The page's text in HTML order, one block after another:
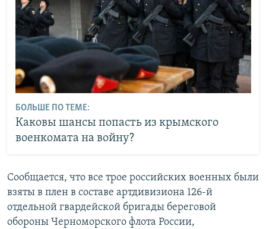
БОЛЬШЕ ПО ТЕМЕ:
Каковы шансы попасть из крымского
военкомата на войну?
Сообщается, что все трое российских военных были
взяты в плен в составе артдивизиона 126-й
отдельной гвардейской бригады береговой
обороны Черноморского флота России,